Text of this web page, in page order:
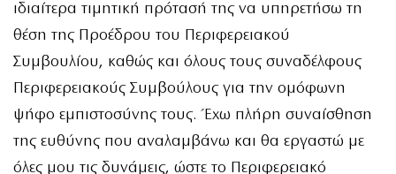
ιδιαίτερα τιμητική πρότασή της να υπηρετήσω τη
θέση της Προέδρου του Περιφερειακού
Συμβουλίου, καθώς και όλους τους συναδέλφους
Περιφερειακούς Συμβούλους για την ομόφωνη
ψήφο εμπιστοσύνης τους. Έχω πλήρη συναίσθηση
της ευθύνης που αναλαμβάνω και θα εργαστώ με
όλες μου τις δυνάμεις, ώστε το Περιφερειακό